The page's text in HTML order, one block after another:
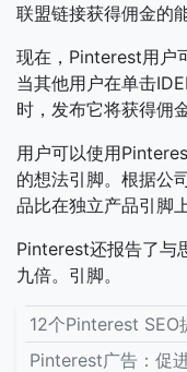
联盟链接获得佣金的能
现在，Pinterest用户
当其他用户在单击
时，发布它将获得佣
用户可以使用
的想法引脚。根据公
品比在独立产品引脚
Pinterest还报告了与
九倍。引脚。
12个Pinterest SEO
Pinterest广告：促